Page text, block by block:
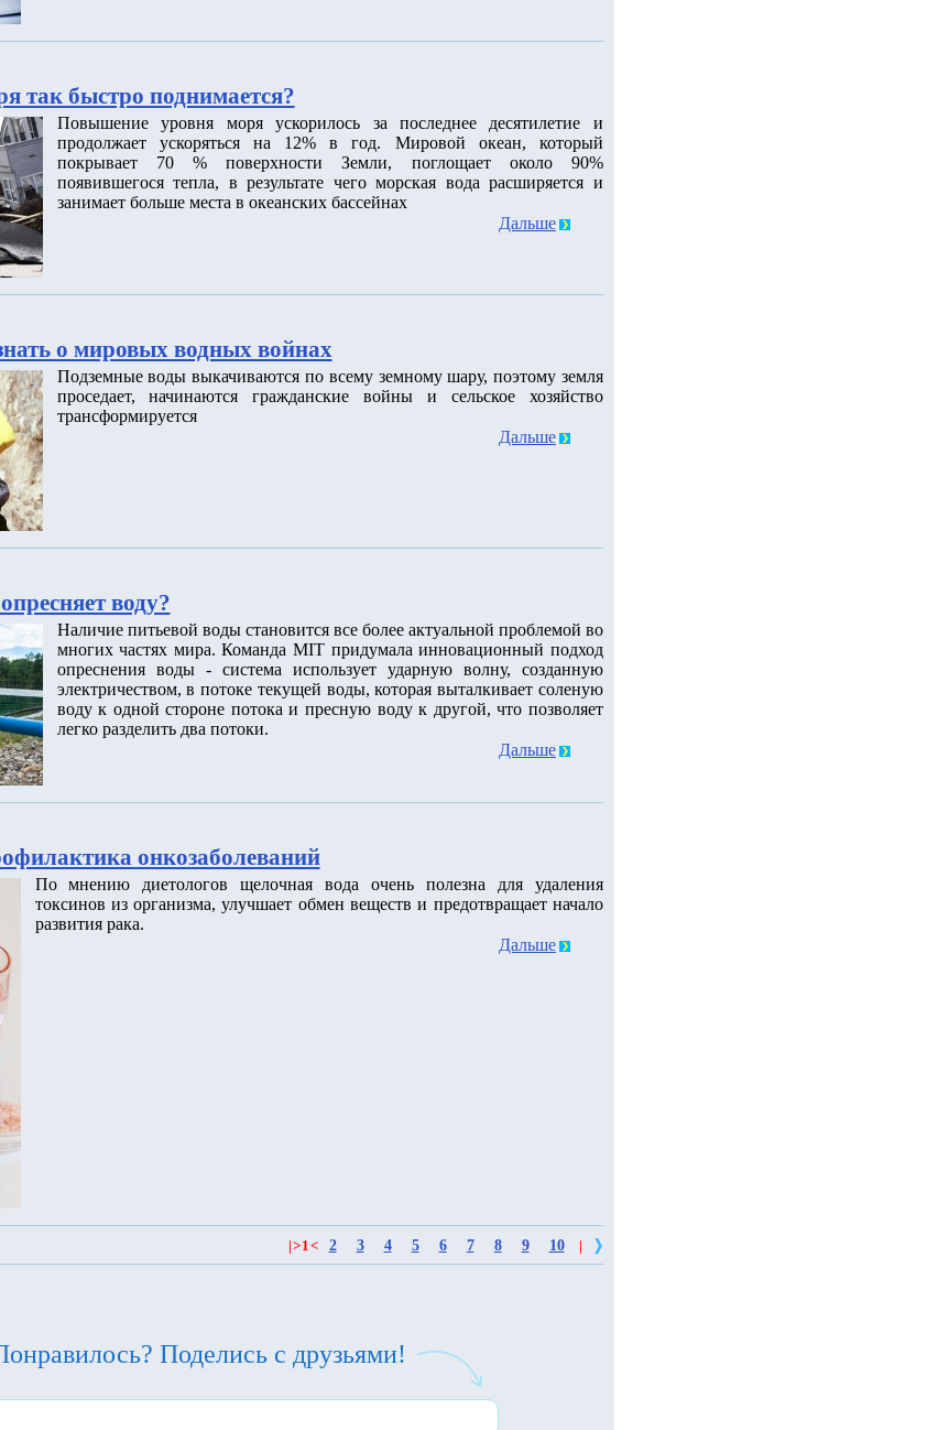
так быстро поднимается?
Повышение уровня моря ускорилось за последнее десятилетие и
продолжает ускоряться на 12% в год. Мировой океан, который
покрывает 70 % поверхности Земли, поглощает около 90%
появившегося тепла, в результате чего морская вода расширяется и
занимает больше места в океанских бассейнах
Дальше
о мировых водных войнах
Подземные воды выкачиваются по всему земному шару, поэтому земля
проседает, начинаются гражданские войны и сельское хозяйство
трансформируется
Дальше
воду?
Наличие питьевой воды становится все более актуальной проблемой во
многих частях мира. Команда MIT придумала инновационный подход
опреснения воды - система использует ударную волну, созданную
электричеством, в потоке текущей воды, которая выталкивает соленую
воду к одной стороне потока и пресную воду к другой, что позволяет
легко разделить два потоки.
Дальше
онкозаболеваний
По мнению диетологов щелочная вода очень полезна для удаления
токсинов из организма, улучшает обмен веществ и предотвращает начало
развития рака.
Дальше
>1< 2 3 4 5 6 7 8 9 10
Поделись с друзьями!